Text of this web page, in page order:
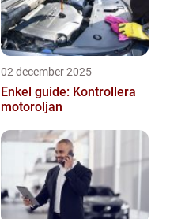
02 december 2025
Enkel guide: Kontrollera
motoroljan